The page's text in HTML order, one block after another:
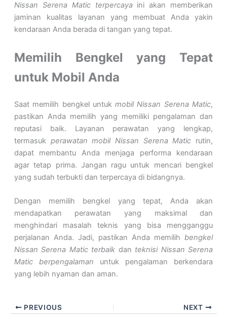
Nissan Serena Matic terpercayaini akan memberikan
jaminan kualitas layanan yang membuat Anda yakin
kendaraan Anda berada di tangan yang tepat.
Memilih Bengkel yang Tepat
untuk Mobil Anda
Saat memilih bengkel untukmobil Nissan Serena Matic,
pastikan Anda memilih yang memiliki pengalaman dan
reputasi baik. Layanan perawatan yang lengkap,
termasuk perawatan mobil Nissan Serena Matic rutin,
dapat membantu Anda menjaga performa kendaraan
agar tetap prima. Jangan ragu untuk mencari bengkel
yang sudah terbukti dan terpercaya di bidangnya.
Dengan memilih bengkel yang tepat, Anda akan
mendapatkan perawatan yang maksimal dan
menghindari masalah teknis yang bisa mengganggu
perjalanan Anda. Jadi, pastikan Anda memilihbengkel
Nissan Serena Matic terbaik dan teknisi Nissan Serena
Matic berpengalaman untuk pengalaman berkendara
yang lebih nyaman dan aman.
PREVIOUS NEXT